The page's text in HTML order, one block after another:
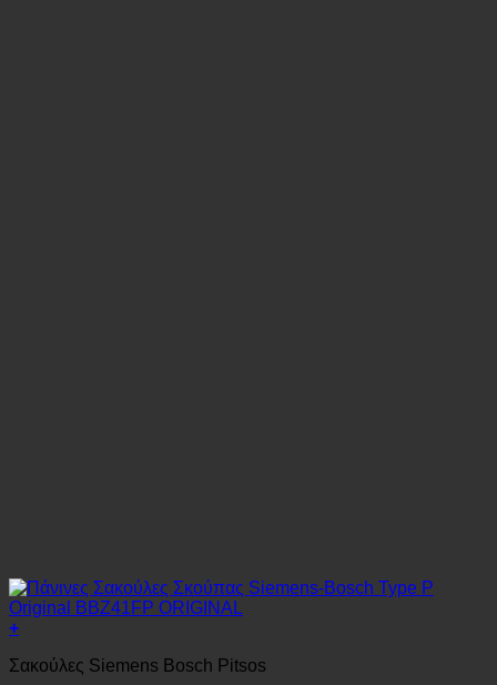
+
Σακούλες Siemens Bosch Pitsos